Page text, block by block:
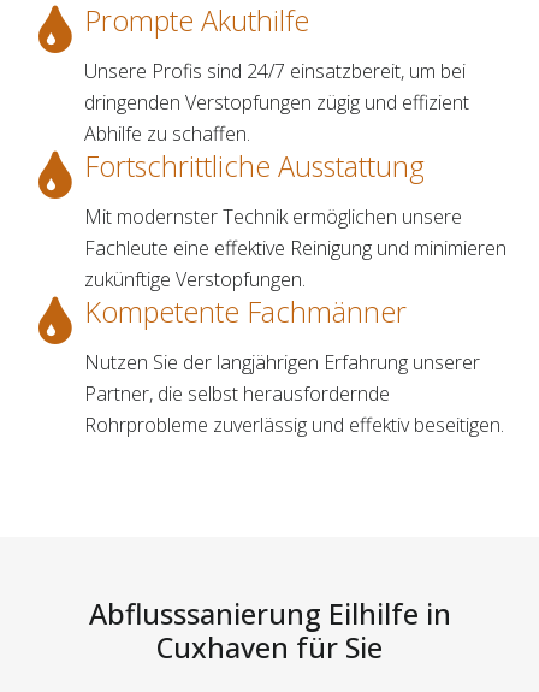
Prompte Akuthilfe
Unsere Profis sind 24/7 einsatzbereit, um bei
dringenden Verstopfungen zügig und effizient
Abhilfe zu schaffen.
Fortschrittliche Ausstattung
Mit modernster Technik ermöglichen unsere
Fachleute eine effektive Reinigung und minimieren
zukünftige Verstopfungen.
Kompetente Fachmänner
Nutzen Sie der langjährigen Erfahrung unserer
Partner, die selbst herausfordernde
Rohrprobleme zuverlässig und effektiv beseitigen.
Abflusssanierung Eilhilfe in
Cuxhaven für Sie